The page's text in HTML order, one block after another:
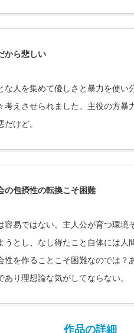
から悲しい
人を集めて優しさと暴力を使い
考えさせられました。主役の方
けど。
の包摂性の転換こそ困難
容易ではない。主人公が育つ環
うとし、なし得たこと自体には
を作ることこそ困難なのでは？
り理想論な気がしてならない。
作品の詳細